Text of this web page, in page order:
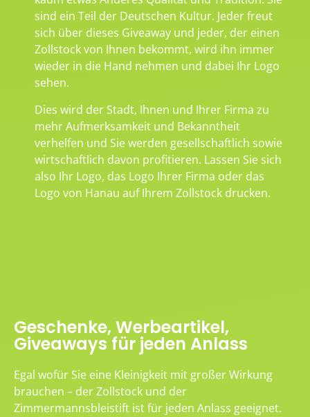
sind ein Teil der Deutschen Kultur. Jeder freut
sich über dieses Giveaway und jeder, der einen
Zollstock von Ihnen bekommt, wird ihn immer
wieder in die Hand nehmen und dabei Ihr Logo
sehen.
Dies wird der Stadt, Ihnen und Ihrer Firma zu
mehr Aufmerksamkeit und Bekanntheit
verhelfen und Sie werden gesellschaftlich sowie
wirtschaftlich davon profitieren. Lassen Sie sich
also Ihr Logo, das Logo Ihrer Firma oder das
Logo von Hanau auf Ihrem Zollstock drucken.
Geschenke, Werbeartikel,
Giveaways für jeden Anlass
Egal wofür Sie eine Kleinigkeit mit großer Wirkung
brauchen – der Zollstock und der
Zimmermannsbleistift ist für jeden Anlass geeignet.